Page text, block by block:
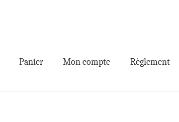
Panier Mon compte Règlement